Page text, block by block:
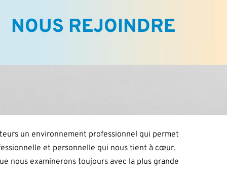
NOUS REJOINDRE
un environnement professionnel qui permet
et personnelle qui nous tient à cœur.
nous examinerons toujours avec la plus grande